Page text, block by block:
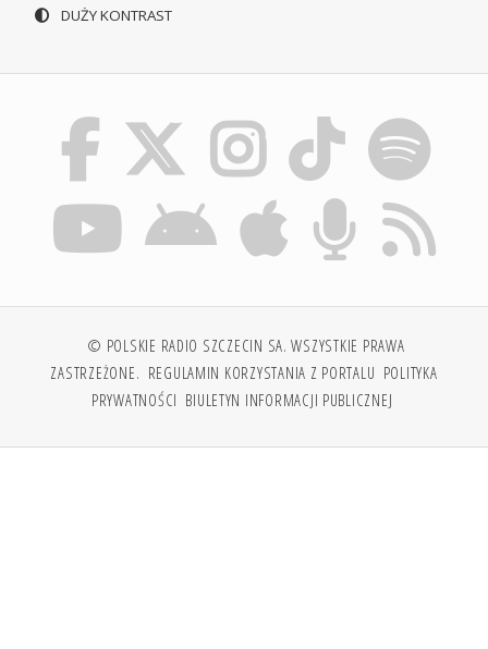
DUŻY KONTRAST
© POLSKIE RADIO SZCZECIN SA. WSZYSTKIE PRAWA
ZASTRZEŻONE. REGULAMIN KORZYSTANIA Z PORTALU POLITYKA
PRYWATNOŚCI BIULETYN INFORMACJI PUBLICZNEJ